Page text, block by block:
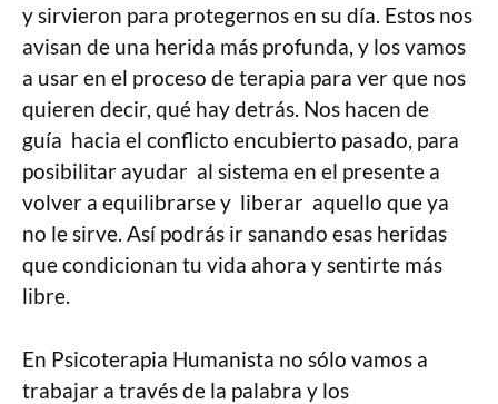
y sirvieron para protegernos en su día. Estos nos
avisan de una herida más profunda, y los vamos
a usar en el proceso de terapia para ver que nos
quieren decir, qué hay detrás. Nos hacen de
guía hacia el conflicto encubierto pasado, para
posibilitar ayudar al sistema en el presente a
volver a equilibrarse y liberar aquello que ya
no le sirve. Así podrás ir sanando esas heridas
que condicionan tu vida ahora y sentirte más
libre.
En Psicoterapia Humanista no sólo vamos a
trabajar a través de la palabra y los